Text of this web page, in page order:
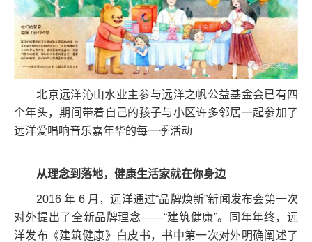
北京远洋沁山水业主参与远洋之帆公益基金会已有四
个年头，期间带着自己的孩子与小区许多邻居一起参加了
远洋爱唱响音乐嘉年华的每一季活动
从理念到落地，健康生活家就在你身边
2016 年 6 月，远洋通过“品牌焕新”新闻发布会第一次
对外提出了全新品牌理念——“建筑健康”。同年年终，远
洋发布《建筑健康》白皮书，书中第一次对外明确阐述了